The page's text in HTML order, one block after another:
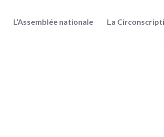
L’Assemblée nationale La